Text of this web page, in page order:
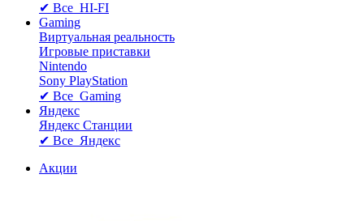
✔ Все HI-FI
Gaming
Виртуальная реальность
Игровые приставки
Nintendo
Sony PlayStation
✔ Все Gaming
Яндекс
Яндекс Станции
✔ Все Яндекс
Акции